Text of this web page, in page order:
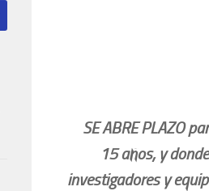
SE ABRE PLAZO
15 años, y
investigadores y